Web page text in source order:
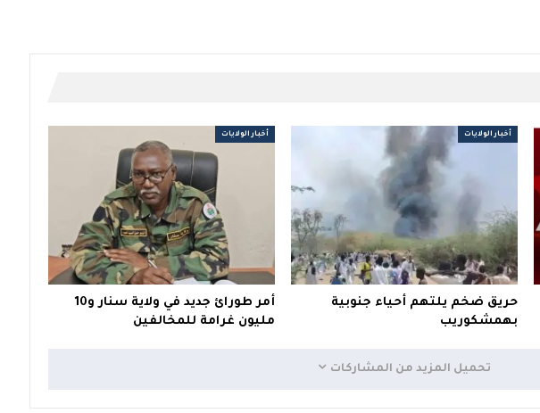
أخبار الولايات
حريق ضخم يلتهم أحياء جنوبية
بهمشكوريب
أخبار الولايات
أمر طورائ جديد في ولاية سنار و10
مليون غرامة للمخالفين
تحميل المزيد من المشاركات